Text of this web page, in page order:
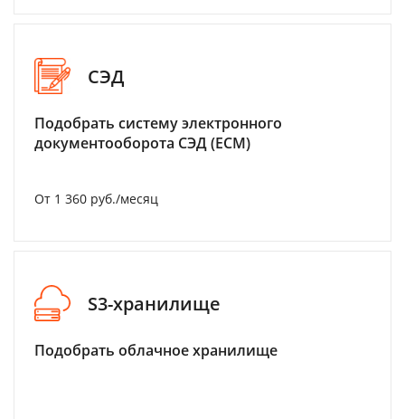
СЭД
Подобрать систему электронного
документооборота СЭД (ECM)
От 1 360 руб./месяц
S3-хранилище
Подобрать облачное хранилище